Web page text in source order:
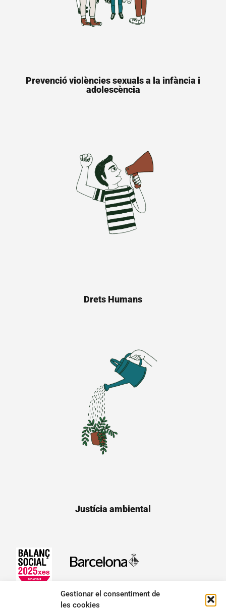
Gestionar el consentiment de
les cookies
Prevenció violències sexuals a la infància i
adolescència
Drets Humans
Justícia ambiental